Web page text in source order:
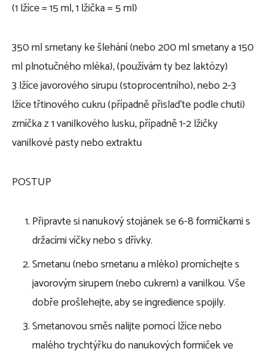
(1 lžíce = 15 ml, 1 lžička = 5 ml)
350 ml smetany ke šlehání (nebo 200 ml smetany a 150
ml plnotučného mléka), (používám ty bez laktózy)
3 lžíce javorového sirupu (stoprocentního), nebo 2-3
lžíce třtinového cukru (případně přislaďte podle chuti)
zrníčka z 1 vanilkového lusku, případně 1-2 lžičky
vanilkové pasty nebo extraktu
POSTUP
Připravte si nanukový stojánek se 6-8 formičkami s
držacími víčky nebo s dřívky.
Smetanu (nebo smetanu a mléko) promíchejte s
javorovým sirupem (nebo cukrem) a vanilkou. Vše
dobře prošlehejte, aby se ingredience spojily.
Smetanovou směs nalijte pomocí lžíce nebo
malého trychtýřku do nanukových formiček ve